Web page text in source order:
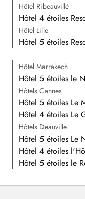
Hôtel Ribeauvillé
Hôtel 4 étoiles
Hôtel Lille
Hôtel 5 étoiles
Hôtel Marrakech
Hôtel 5 étoiles le
Hôtels Cannes
Hôtel 5 étoiles Le
Hôtel 4 étoiles Le
Hôtels Deauville
Hôtel 5 étoiles Le
Hôtel 4 étoiles
Hôtel 5 étoiles le